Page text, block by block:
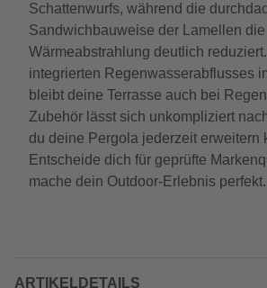
Schattenwurfs, während die
Sandwichbauweise der Lamellen die
Wärmeabstrahlung deutlich
integrierten Regenwasserabflusses
bleibt deine Terrasse auch bei
Zubehör lässt sich unkompliziert
du deine Pergola jederzeit erweitern
Entscheide dich für geprüfte
mache dein Outdoor-Erlebnis perfekt.
ARTIKELDETAILS